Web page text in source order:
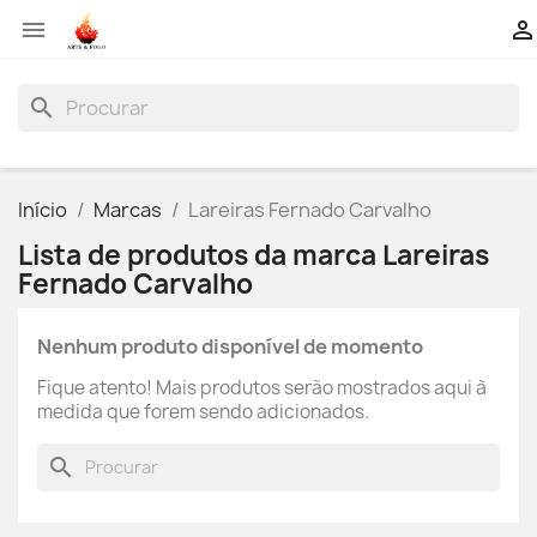
 
search
Início Marcas Lareiras Fernado Carvalho
Lista de produtos da marca Lareiras
Fernado Carvalho
Nenhum produto disponível de momento
Fique atento! Mais produtos serão mostrados aqui à
medida que forem sendo adicionados.
search